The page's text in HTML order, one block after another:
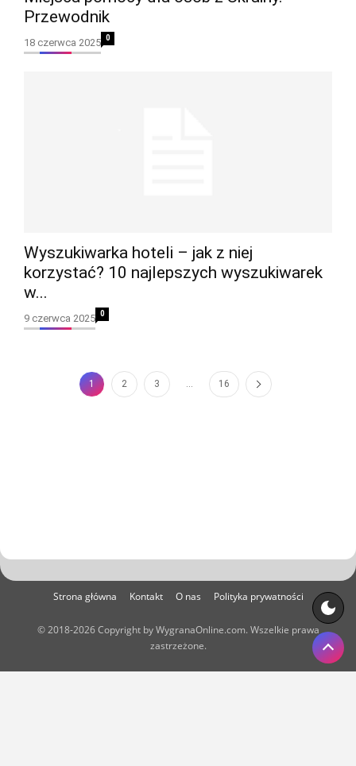
Przewodnik
18 czerwca 2025 0
Wyszukiwarka hoteli – jak z niej
korzystać? 10 najlepszych wyszukiwarek
w...
9 czerwca 2025 0
1 2 3 16
Strona główna Kontakt O nas Polityka prywatności
© 2018-2026 Copyright by WygranaOnline.com. Wszelkie prawa
zastrzeżone.